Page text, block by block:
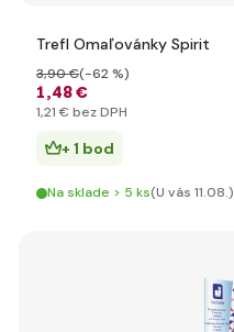
Trefl Omaľovánky Spirit
1,48 €
3,90 €(-62 %)
1,21 € bez DPH
+ 1 bod
Na sklade > 5 ks(U vás 11.08.)